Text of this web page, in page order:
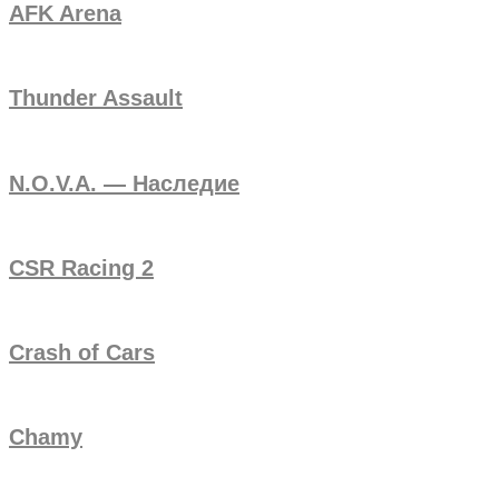
AFK Arena
Thunder Assault
N.O.V.A. — Наследие
CSR Racing 2
Crash of Cars
Chamy